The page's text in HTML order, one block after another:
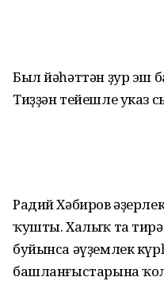
Был йәһәттән ҙур эш
Тиҙҙән тейешле указ
Радий Хәбиров
ҡушты. Халыҡ та
буйынса әүҙемлек
башланғыстарына